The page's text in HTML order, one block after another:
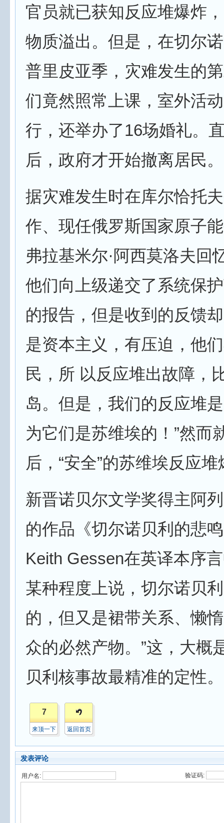
官员就已获知反应堆爆炸
物质溢出。但是，在切尔
普里皮亚季，灾难发生的
们竟然照常上课，室外活
行，还举办了16场婚礼。
后，政府才开始撤离居民。
据灾难发生时在库尔恰托
作、现任俄罗斯国家原子
弗拉基米尔·阿西莫洛夫回
他们向上级递交了系统保
的报告，但是收到的反馈
是资本主义，有压迫，他
民，所 以反应堆出故障，
岛。但是，我们的反应堆
为它们是苏维埃的！”然而
后，“安全”的苏维埃反应
新晋诺贝尔文学奖得主阿
的作品《切尔诺贝利的悲
Keith Gessen在英译本序
某种程度上说，切尔诺贝
的，但又是裙带关系、懒
众的必然产物。”这，大概
贝利核事故最精准的定性。
7
来顶一下 返回首页
发表评论
用户名: 验证码: